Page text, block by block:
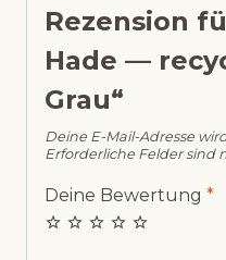
Rezension
Hade —
Grau“
Deine E-Mail-Adresse
Erforderliche Felder sind
Deine Bewertung *